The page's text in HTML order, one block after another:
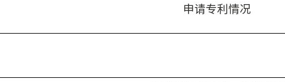
申请专利情况